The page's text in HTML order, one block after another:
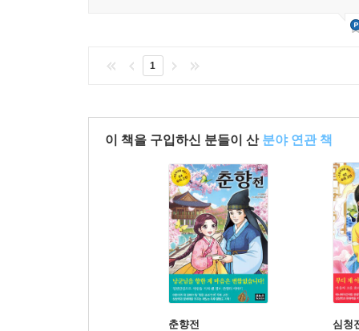
1
이 책을 구입하신 분들이 산 분야 연관 책
춘향전 심청